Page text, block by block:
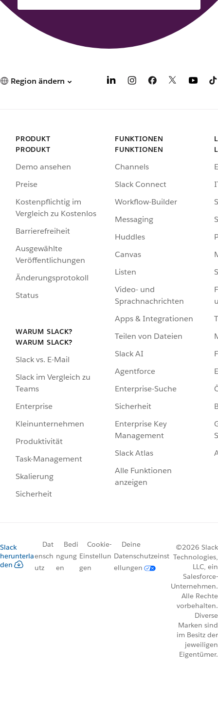
Region ändern
PRODUKT
PRODUKT
Demo ansehen
Preise
Kostenpflichtig im
Vergleich zu Kostenlos
Barrierefreiheit
Ausgewählte
Veröffentlichungen
Änderungsprotokoll
Status
WARUM SLACK?
WARUM SLACK?
Slack vs. E-Mail
Slack im Vergleich zu
Teams
Enterprise
Kleinunternehmen
Produktivität
Task-Management
Skalierung
Sicherheit
FUNKTIONEN
FUNKTIONEN
Channels
Slack Connect
Workflow-Builder
Messaging
Huddles
Canvas
Listen
Video- und
Sprachnachrichten
Apps & Integrationen
Teilen von Dateien
Slack AI
Agentforce
Enterprise-Suche
Sicherheit
Enterprise Key
Management
Slack Atlas
Alle Funktionen
anzeigen
Slack
herunterla
den
Dat
ensch
utz
Bedi
ngung
en
Cookie-
Einstellun
gen
Deine
Datenschutzeinst
ellungen
©2026 Slack
Technologies,
LLC, ein
Salesforce-
Unternehmen.
Alle Rechte
vorbehalten.
Diverse
Marken sind
im Besitz der
jeweiligen
Eigentümer.